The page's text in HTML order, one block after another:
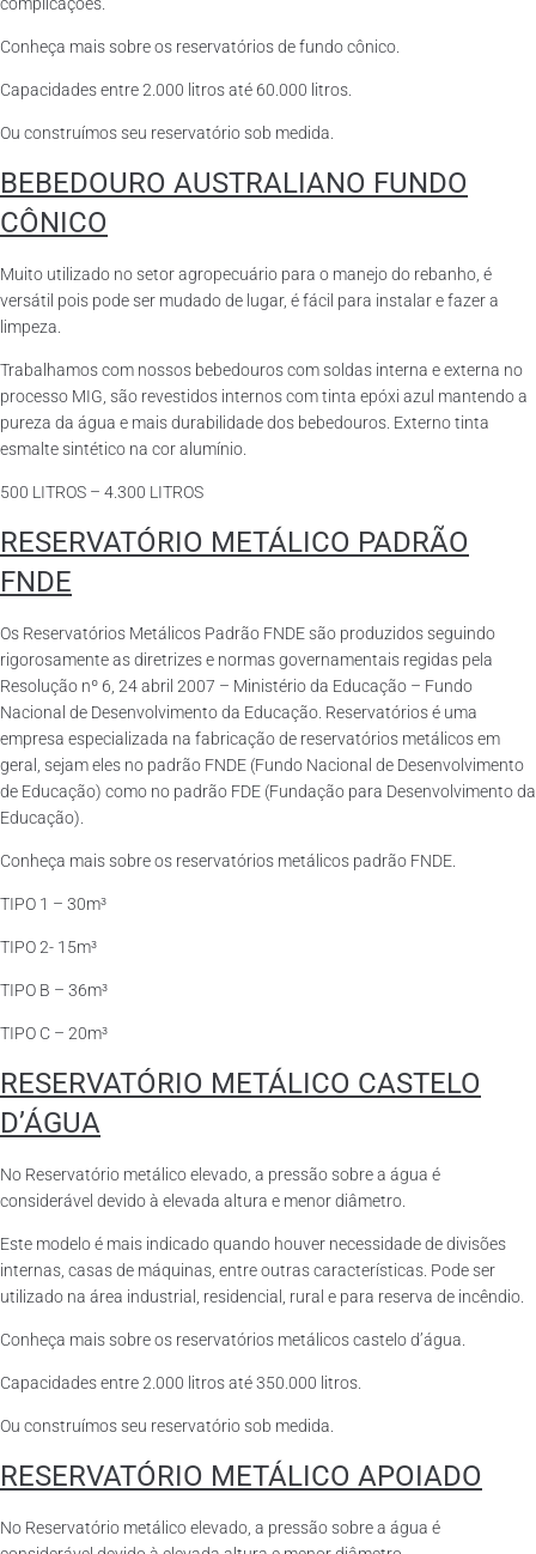
Conheça mais sobre os reservatórios de fundo cônico.
Capacidades entre 2.000 litros até 60.000 litros.
Ou construímos seu reservatório sob medida.
BEBEDOURO AUSTRALIANO FUNDO
CÔNICO
Muito utilizado no setor agropecuário para o manejo do rebanho, é
versátil pois pode ser mudado de lugar, é fácil para instalar e fazer a
limpeza.
Trabalhamos com nossos bebedouros com soldas interna e externa no
processo MIG, são revestidos internos com tinta epóxi azul mantendo a
pureza da água e mais durabilidade dos bebedouros. Externo tinta
esmalte sintético na cor alumínio.
500 LITROS – 4.300 LITROS
RESERVATÓRIO METÁLICO PADRÃO
FNDE
Os Reservatórios Metálicos Padrão FNDE são produzidos seguindo
rigorosamente as diretrizes e normas governamentais regidas pela
Resolução nº 6, 24 abril 2007 – Ministério da Educação – Fundo
Nacional de Desenvolvimento da Educação. Reservatórios é uma
empresa especializada na fabricação de reservatórios metálicos em
geral, sejam eles no padrão FNDE (Fundo Nacional de Desenvolvimento
de Educação) como no padrão FDE (Fundação para Desenvolvimento da
Educação).
Conheça mais sobre os reservatórios metálicos padrão FNDE.
TIPO 1 – 30m³
TIPO 2- 15m³
TIPO B – 36m³
TIPO C – 20m³
RESERVATÓRIO METÁLICO CASTELO
D’ÁGUA
No Reservatório metálico elevado, a pressão sobre a água é
considerável devido à elevada altura e menor diâmetro.
Este modelo é mais indicado quando houver necessidade de divisões
internas, casas de máquinas, entre outras características. Pode ser
utilizado na área industrial, residencial, rural e para reserva de incêndio.
Conheça mais sobre os reservatórios metálicos castelo d’água.
Capacidades entre 2.000 litros até 350.000 litros.
Ou construímos seu reservatório sob medida.
RESERVATÓRIO METÁLICO APOIADO
No Reservatório metálico elevado, a pressão sobre a água é